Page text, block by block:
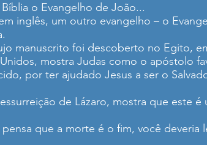
o Evangelho de João...
inglês, um outro evangelho – o
manuscrito foi descoberto no Egito,
mostra Judas como o apóstolo
por ter ajudado Jesus a ser o
de Lázaro, mostra que este
que a morte é o fim, você deveria